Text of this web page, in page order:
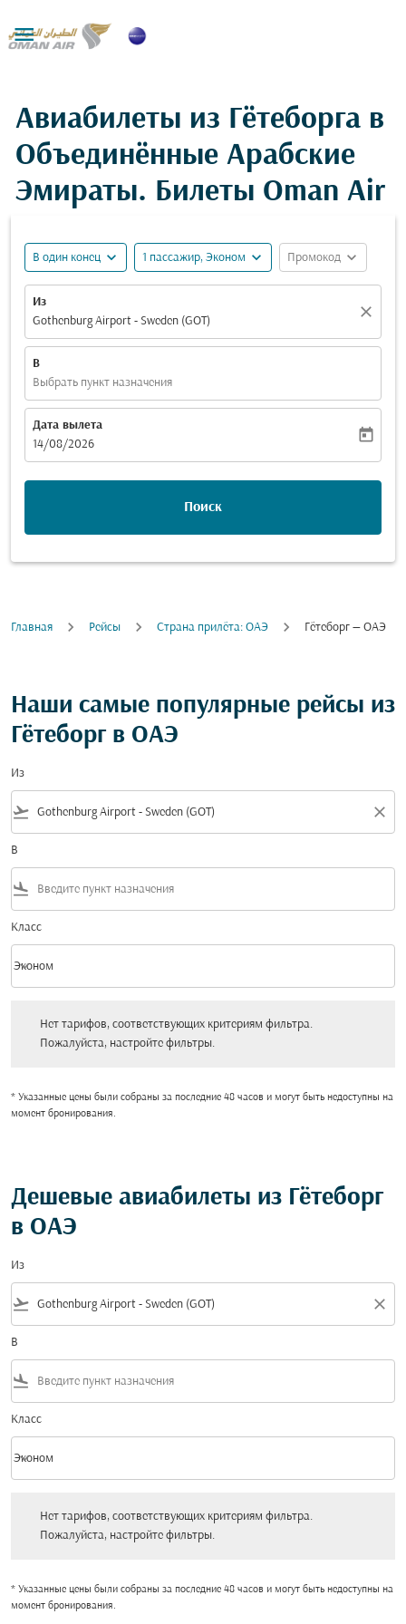

Авиабилеты из Гётеборга в
Объединённые Арабские
Эмираты. Билеты Oman Air
В один конец expand_more 1 пассажир, Эконом expand_more Промокод expand_more
Из
Gothenburg Airport - Sweden (GOT)
close
В
Выбрать пункт назначения
Дата вылета
fc-booking-departure-date-aria-label
14/08/2026
today
Поиск
Главная Рейсы Cтрана прилёта: ОАЭ Гётеборг — ОАЭ
Наши самые популярные рейсы из
Гётеборг в ОАЭ
Из
flight_takeoff close
В
flight_land
Класс
Класс option Эконом Selected
Эконом
keyboard_arrow_down
Нет тарифов, соответствующих критериям фильтра.
Пожалуйста, настройте фильтры.
* Указанные цены были собраны за последние 48 часов и могут быть недоступны на
момент бронирования.
Дешевые авиабилеты из Гётеборг
в ОАЭ
Из
flight_takeoff close
В
flight_land
Класс
Класс option Эконом Selected
Эконом
keyboard_arrow_down
Нет тарифов, соответствующих критериям фильтра.
Пожалуйста, настройте фильтры.
* Указанные цены были собраны за последние 48 часов и могут быть недоступны на
момент бронирования.